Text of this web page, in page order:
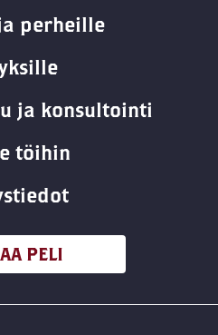
perheille
ja konsultointi
töihin
PELI